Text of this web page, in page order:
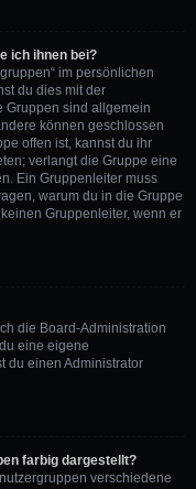
ich ihnen bei?
im persönlichen
du dies mit der
Gruppen sind allgemein
können geschlossen
offen ist, kannst du ihr
verlangt die Gruppe eine
Ein Gruppenleiter muss
warum du in die Gruppe
Gruppenleiter, wenn er
die Board-Administration
eine eigene
du einen Administrator
farbig dargestellt?
verschiedene